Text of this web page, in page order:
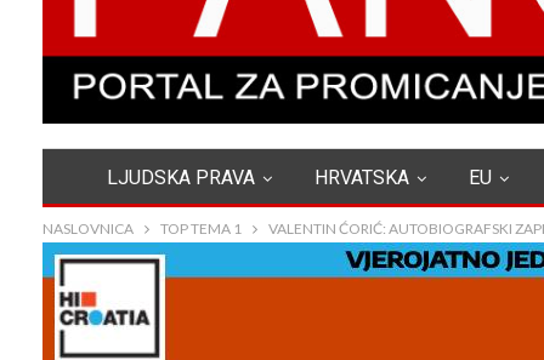
LJUDSKA PRAVA HRVATSKA EU
NASLOVNICA TOP TEMA 1 VALENTIN ĆORIĆ: AUTOBIOGRAFSKI